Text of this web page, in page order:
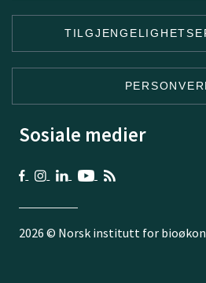
Sosiale medier
2026 © Norsk institutt for